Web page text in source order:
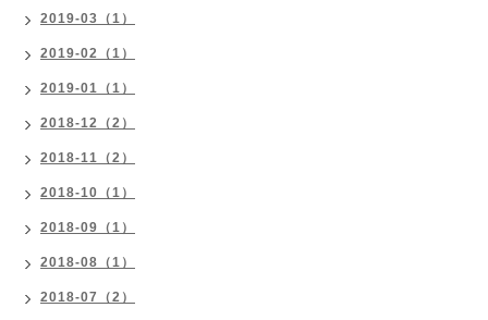
2019-03（1）
2019-02（1）
2019-01（1）
2018-12（2）
2018-11（2）
2018-10（1）
2018-09（1）
2018-08（1）
2018-07（2）